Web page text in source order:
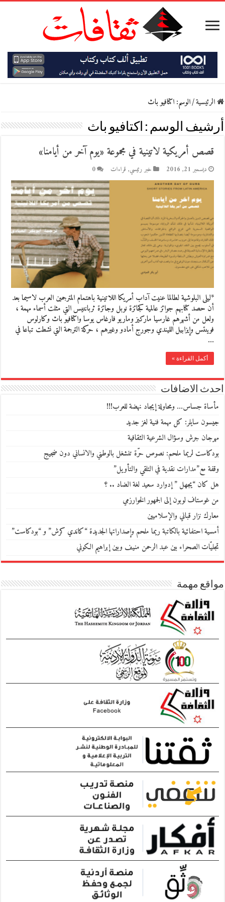
الرئيسية/الوسم:اكتافيو باث
أرشيف الوسم : اكتافيو باث
قصص أمريكية لاتينية في مجموعة «يوم آخر من أيامنا»
ديسمبر 21, 2016 خبر رئيسي, قراءات 0
*ليلى البلوشية لطالما عنيت آداب أمريكا اللاتينية باهتمام المترجمين العرب لاسيما بعد
أن حصد كتابهم جوائز عالمية كجائزة نوبل وجائزة ثربانتيس التي مثلت أسماء مهمة ،
ولعل من أشهرهم غارسيا ماركيز وماريو فارغاس يوسا واكتافيو باث وكارلوس
فوينتس وإيزابيل الليندي وجورج أمادو وغيرهم ، حركة الترجمة التي نشطت تباعا في
…
أكمل القراءة »
احدث الاضافات
مأساة جساس… ومحاولة إيجاد نهضة للعرب!!!
جيسون سايلر: كل مهمة فنية لغز جديد
مهرجان جرش وسؤال الشرعية الثقافية
بودكاست لريما ملحم: نصوص حرّة تنشغل بالوطني والانساني دون ضجيج
وقفة مع”مدارات نقدية في التلقي والتأويل”
هل كان “يجهل ” إدوارد سعيد لغة الضاد .. ؟
من غوستاف لوبون إلى الجمهور الخوارزمي
معارك نزار قباني والإسلاميين
أمسية احتفائية بالكاتبة ريما ملحم وإصداراتها الجديدة “كاندي كرش” و “بودكاست”
تجليّات الصحراء بين عبد الرحمن منيف وبين إبراهيم الكوني
مواقع مهمة